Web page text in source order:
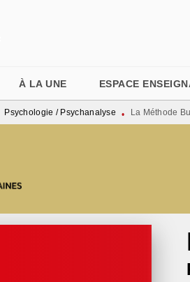
À LA UNE ESPACE
Psychologie / Psychanalyse • La Méthode